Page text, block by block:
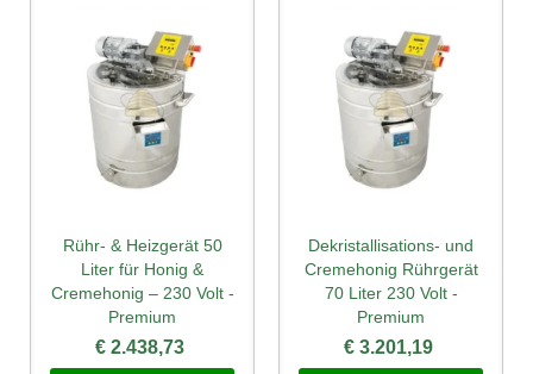
Rühr- & Heizgerät 50
Liter für Honig &
Cremehonig – 230 Volt -
Premium
€ 2.438,73
Dekristallisations- und
Cremehonig Rührgerät
70 Liter 230 Volt -
Premium
€ 3.201,19